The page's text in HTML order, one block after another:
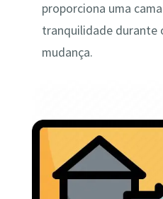
proporciona uma
tranquilidade durante
mudança.